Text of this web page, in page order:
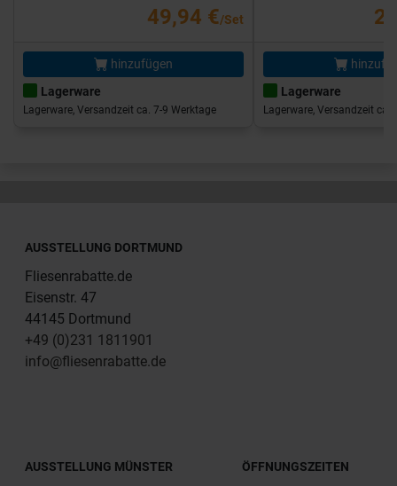
49,94 €/Set
hinzufügen
Lagerware
Lagerware, Versandzeit ca. 7-9 Werktage
Lagerware
Lagerware, Versandzeit ca.
AUSSTELLUNG DORTMUND
Fliesenrabatte.de
Eisenstr. 47
44145 Dortmund
+49 (0)231 1811901
info@fliesenrabatte.de
AUSSTELLUNG MÜNSTER ÖFFNUNGSZEITEN